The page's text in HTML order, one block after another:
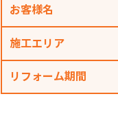
お客様名
施工エリア
リフォーム期間